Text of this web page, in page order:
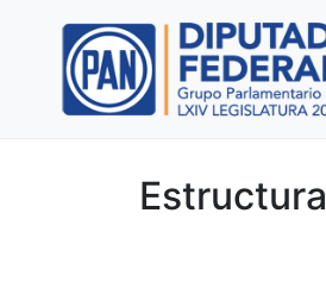
Estructura